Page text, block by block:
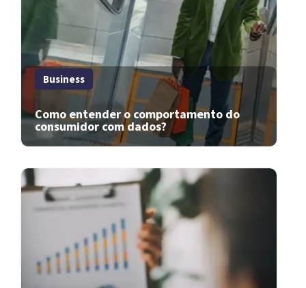
Business
Como entender o comportamento do
consumidor com dados?